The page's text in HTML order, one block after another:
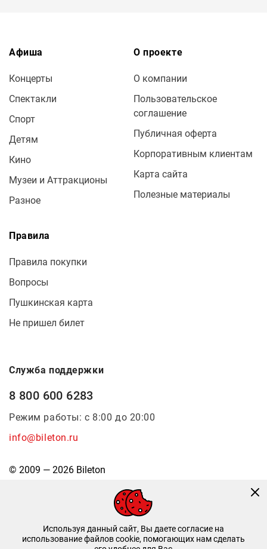
Афиша
Концерты
Спектакли
Спорт
Детям
Кино
Музеи и Аттракционы
Разное
О проекте
О компании
Пользовательское
соглашение
Публичная оферта
Корпоративным клиентам
Карта сайта
Полезные материалы
Правила
Правила покупки
Вопросы
Пушкинская карта
Не пришел билет
Служба поддержки
8 800 600 6283
Режим работы: с 8:00 до 20:00
info@bileton.ru
© 2009 — 2026 Bileton
Используя данный сайт, Вы даете согласие на
использование файлов cookie, помогающих нам сделать